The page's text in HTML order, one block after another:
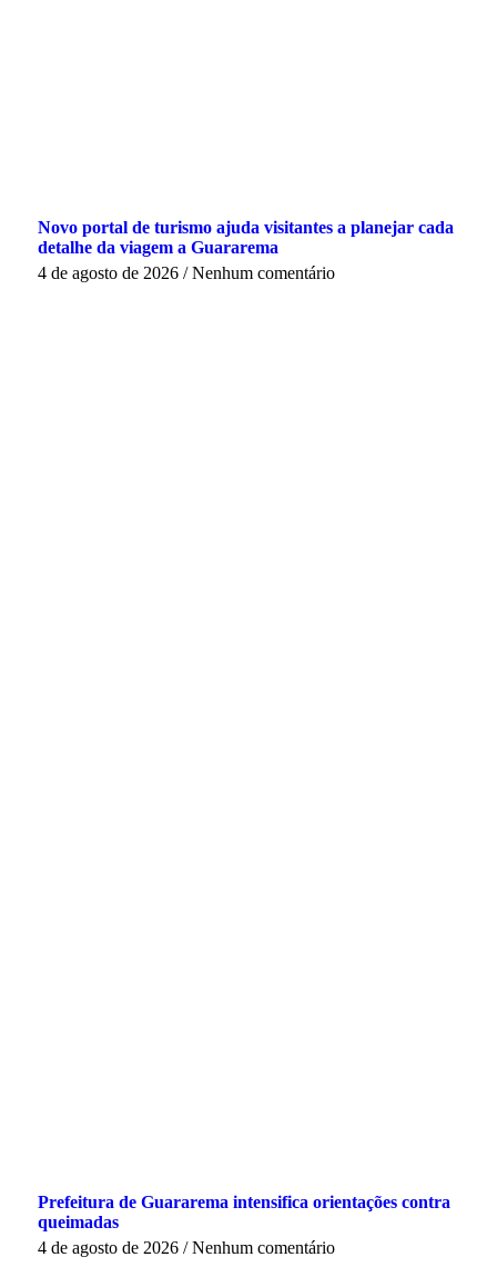
Novo portal de turismo ajuda visitantes a planejar cada
detalhe da viagem a Guararema
4 de agosto de 2026 Nenhum comentário
Prefeitura de Guararema intensifica orientações contra
queimadas
4 de agosto de 2026 Nenhum comentário